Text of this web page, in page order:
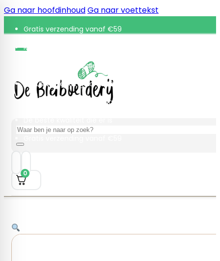
Ga naar hoofdinhoudGa naar voettekst
Gratis verzending vanaf €59
Retourneren binnen 30 dagen
De beste kwaliteit die er is
Gratis verzending vanaf €59
Retourneren binnen 30 dagen
Zoeken
0